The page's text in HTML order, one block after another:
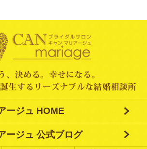
ージュ HOME
ージュ 公式ブログ